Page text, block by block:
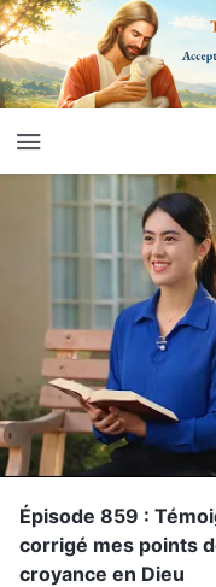
Épisode 859 :
corrigé mes points
croyance en Dieu